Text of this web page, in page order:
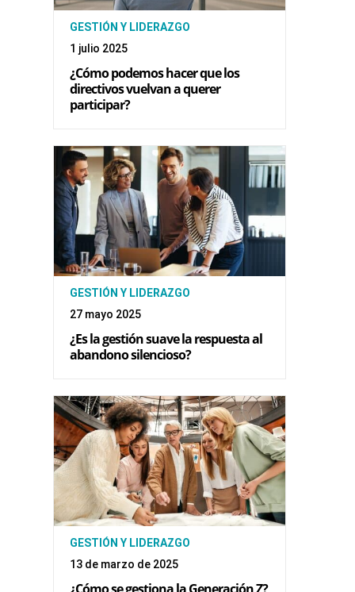
GESTIÓN Y LIDERAZGO
1 julio 2025
¿Cómo podemos hacer que los
directivos vuelvan a querer
participar?
GESTIÓN Y LIDERAZGO
27 mayo 2025
¿Es la gestión suave la respuesta al
abandono silencioso?
GESTIÓN Y LIDERAZGO
13 de marzo de 2025